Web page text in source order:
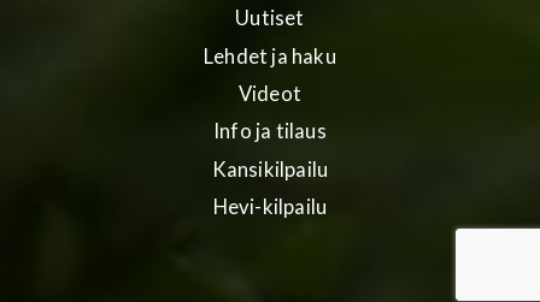
Uutiset
Lehdet ja haku
Videot
Info ja tilaus
Kansikilpailu
Hevi-kilpailu